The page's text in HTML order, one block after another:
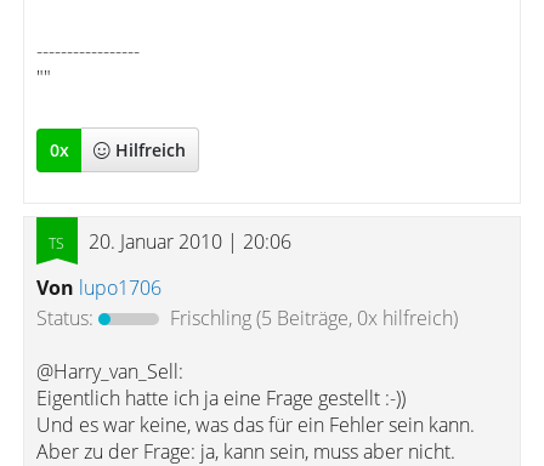
-----------------
""
0x Hilfreich
20. Januar 2010 | 20:06
Von lupo1706
Status:
Frischling(5 Beiträge, 0x hilfreich)
@Harry_van_Sell:
Eigentlich hatte ich ja eine Frage gestellt :-))
Und es war keine, was das für ein Fehler sein kann.
Aber zu der Frage: ja, kann sein, muss aber nicht.